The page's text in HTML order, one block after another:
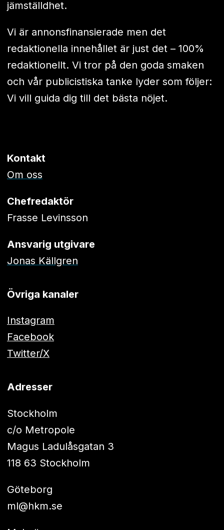
jämställdhet.
Vi är annonsfinansierade men det
redaktionella innehållet är just det – 100%
redaktionellt. Vi tror på den goda smaken
och vår publicistiska tanke lyder som följer:
Vi vill guida dig till det bästa nöjet.
Kontakt
Om oss
Chefredaktör
Frasse Levinsson
Ansvarig utgivare
Jonas Källgren
Övriga kanaler
Instagram
Facebook
Twitter/X
Adresser
Stockholm
c/o Metropole
Magus Ladulåsgatan 3
118 63 Stockholm
Göteborg
ml@hkm.se